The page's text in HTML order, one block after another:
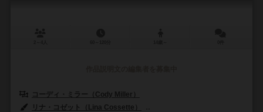
コーディ・ミラー（Cody Miller）
リナ・コゼット（Lina Cossette）